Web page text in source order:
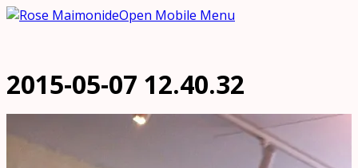
Open Mobile Menu
2015-05-07 12.40.32